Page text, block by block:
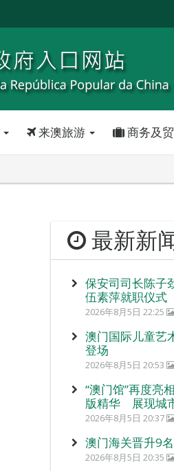
来澳旅游 商务及
最新新
保安司司长陈子
伍素萍就职仪式
2026年8月5日 22:25
澳门国际儿童艺
登场
2026年8月5日 20:53
“澳门馆”再度亮
版精华 展现城
2026年8月5日 20:37
澳门海关晋升9
2026年8月5日 20:35